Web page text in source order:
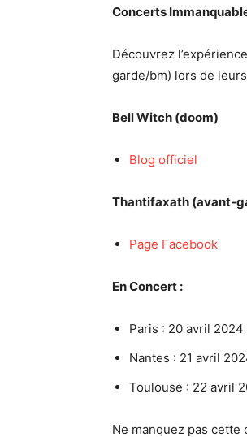
Concerts
Découvrez
garde/bm) lors de
Bell Witch (doom)
Blog officiel
Thantifaxath (avant-
Page Facebook
En Concert :
Paris : 20 avril 2024
Nantes : 21 avril
Toulouse : 22 avril
Ne manquez pas